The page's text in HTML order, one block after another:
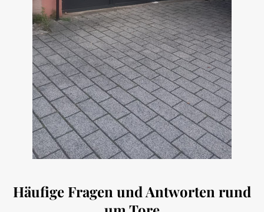
Häufige Fragen und Antworten rund